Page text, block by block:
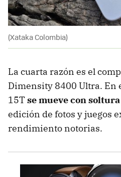
(Xataka Colombia)
La cuarta razón es el
Dimensity 8400 Ultra. En
15Tse mueve con
edición de fotos y juegos
rendimiento notorias.